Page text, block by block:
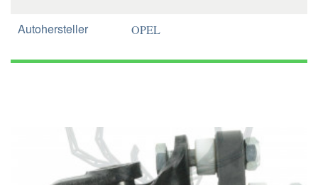
Autohersteller OPEL